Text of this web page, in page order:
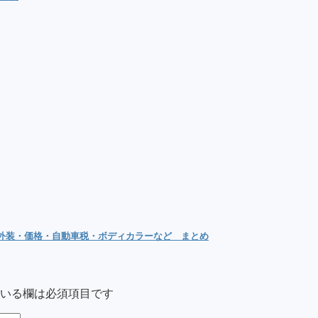
装・価格・自動車税・ボディカラーなど まとめ
る欄は必須項目です